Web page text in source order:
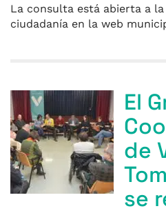
La consulta está abierta a
ciudadanía en la web
El
de
se